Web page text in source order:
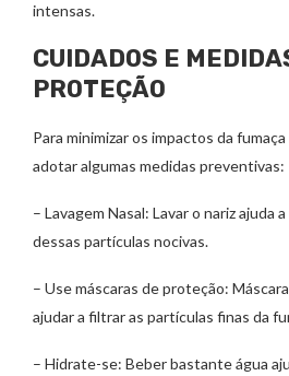
intensas.
CUIDADOS E
PROTEÇÃO
Para minimizar os impactos da
adotar algumas medidas preventivas:
– Lavagem Nasal: Lavar o nariz ajuda
dessas partículas nocivas.
– Use máscaras de proteção:
ajudar a filtrar as partículas finas da
– Hidrate-se: Beber bastante água